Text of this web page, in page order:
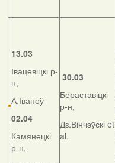
13.03
Івацевіцкі р-
н,
А.Іваноў
02.04
Камянецкі
р-н,
30.03
Бераставіцкі
р-н,
Дз.Вінчэўскі et
al.